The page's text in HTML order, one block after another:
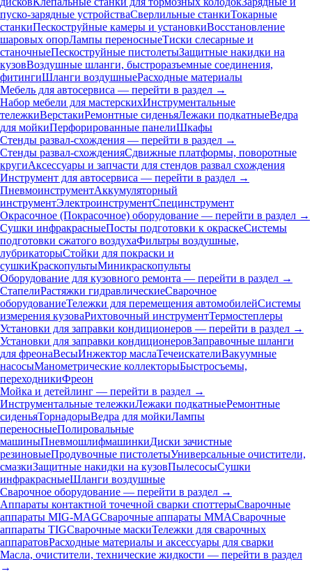
пуско-зарядные устройстваСверлильные станкиТокарные
станкиПескоструйные камеры и установкиВосстановление
шаровых опорЛампы переносныеТиски слесарные и
станочныеПескоструйные пистолетыЗащитные накидки на
кузовВоздушные шланги, быстроразъемные соединения,
фитингиШланги воздушныеРасходные материалы
Мебель для автосервиса — перейти в раздел →
Набор мебели для мастерскихИнструментальные
тележкиВерстакиРемонтные сиденьяЛежаки подкатныеВедра
для мойкиПерфорированные панелиШкафы
Стенды развал-схождения — перейти в раздел →
Стенды развал-схожденияСдвижные платформы, поворотные
кругиАксессуары и запчасти для стендов развал схождения
Инструмент для автосервиса — перейти в раздел →
ПневмоинструментАккумуляторный
инструментЭлектроинструментСпецинструмент
Окрасочное (Покрасочное) оборудование — перейти в раздел →
Сушки инфракрасныеПосты подготовки к окраскеСистемы
подготовки сжатого воздухаФильтры воздушные,
лубрикаторыСтойки для покраски и
сушкиКраскопультыМиникраскопульты
Оборудование для кузовного ремонта — перейти в раздел →
СтапелиРастяжки гидравлическиеСварочное
оборудованиеТележки для перемещения автомобилейСистемы
измерения кузоваРихтовочный инструментТермостеплеры
Установки для заправки кондиционеров — перейти в раздел →
Установки для заправки кондиционеровЗаправочные шланги
для фреонаВесыИнжектор маслаТечеискателиВакуумные
насосыМанометрические коллекторыБыстросъемы,
переходникиФреон
Мойка и детейлинг — перейти в раздел →
Инструментальные тележкиЛежаки подкатныеРемонтные
сиденьяТорнадорыВедра для мойкиЛампы
переносныеПолировальные
машиныПневмошлифмашинкиДиски зачистные
резиновыеПродувочные пистолетыУниверсальные очистители,
смазкиЗащитные накидки на кузовПылесосыСушки
инфракрасныеШланги воздушные
Сварочное оборудование — перейти в раздел →
Аппараты контактной точечной сварки cпоттерыСварочные
аппараты MIG-MAGСварочные аппараты MMAСварочные
аппараты TIGСварочные маскиТележки для сварочных
аппаратовРасходные материалы и аксессуары для сварки
Масла, очистители, технические жидкости — перейти в раздел
→